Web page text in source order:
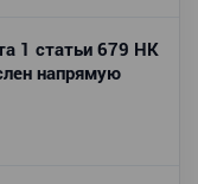
1 статьи 679 НК
напрямую